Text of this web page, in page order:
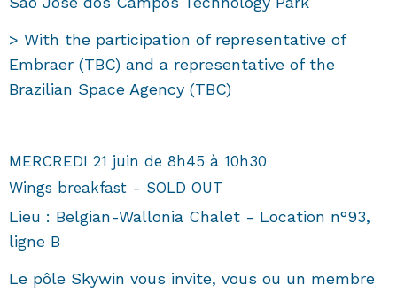
> With the participation of representative of
Embraer (TBC) and a representative of the
Brazilian Space Agency (TBC)
MERCREDI 21 juin de 8h45 à 10h30
Wings breakfast - SOLD OUT
Lieu : Belgian-Wallonia Chalet - Location n°93,
ligne B
Le pôle Skywin vous invite, vous ou un membre